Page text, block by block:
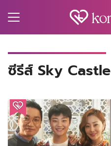
ซีรีส์ Sky Castle